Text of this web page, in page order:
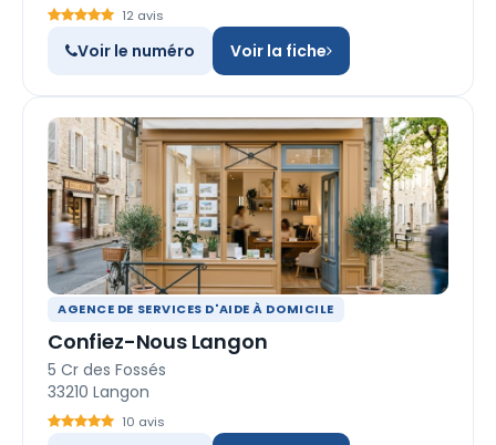
12 avis
Voir le numéro Voir la fiche
AGENCE DE SERVICES D'AIDE À DOMICILE
Confiez-Nous Langon
5 Cr des Fossés
33210 Langon
10 avis